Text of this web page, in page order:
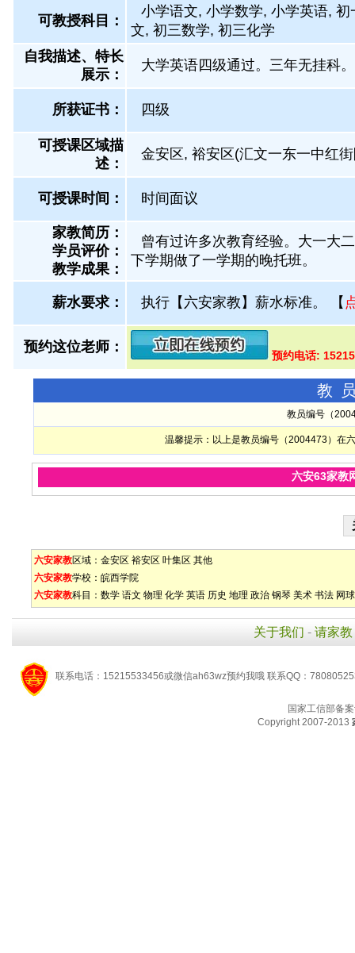
可教授科目：
小学语文, 小学数学, 小学英语,
文, 初三数学, 初三化学
自我描述、特长
展示 ：
大学英语四级通过。三年无挂科。
所获证书 ： 四级
可授课区域描
述：
金安区, 裕安区(汇文一东一中红
可授课时间： 时间面议
家教简历：
学员评价：
教学成果：
曾有过许多次教育经验。大一大
下学期做了一学期的晚托班。
薪水要求： 执行【六安家教】薪水标准。 【
预约这位老师：
预约电话:
教
教员编号（
温馨提示：以上是教员编号（2004473）在
六安63家教
六安家教区域： 金安区 裕安区 叶集区 其他
六安家教学校： 皖西学院
六安家教科目： 数学 语文 物理 化学 英语 历史 地理 政治 钢琴 美术 书法 网球
关于我们 - 请家教
联系电话：15215533456或微信ah63wz预约我哦 联系QQ：
国家工信部备
Copyright 2007-2013